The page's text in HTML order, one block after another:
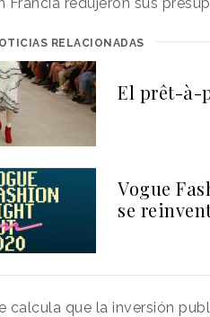
RELACIONADAS
El prêt-à-
Vogue
se
calcula que la inversión